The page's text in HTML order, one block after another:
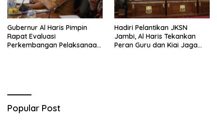
Gubernur Al Haris Pimpin
Rapat Evaluasi
Perkembangan Pelaksanaan
Hadiri Pelantikan JKSN
Jambi, Al Haris Tekankan
Peran Guru dan Kiai Jaga
Popular Post